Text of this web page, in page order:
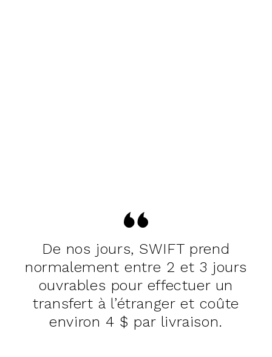
De nos jours, SWIFT prend
normalement entre 2 et 3 jours
ouvrables pour effectuer un
transfert à l’étranger et coûte
environ 4 $ par livraison.